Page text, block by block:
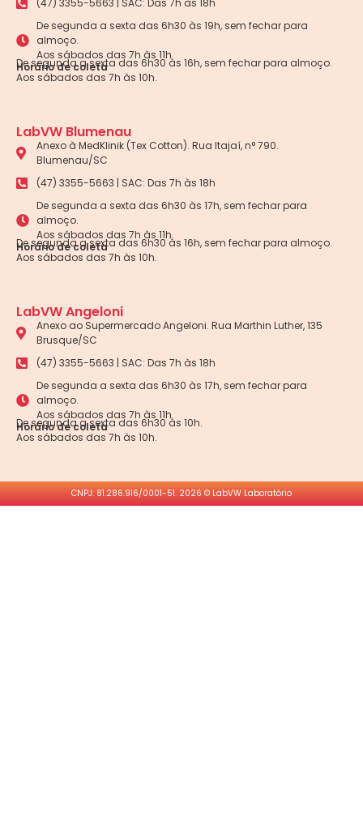
(47) 3355-5663 | SAC: Das 7h às 18h
De segunda a sexta das 6h30 às 19h, sem fechar para
almoço.
Aos sábados das 7h às 11h.
Horário de coleta
De segunda a sexta das 6h30 às 16h, sem fechar para almoço.
Aos sábados das 7h às 10h.
LabVW Blumenau
Anexo à MedKlinik (Tex Cotton). Rua Itajaí, n° 790.
Blumenau/SC
(47) 3355-5663 | SAC: Das 7h às 18h
De segunda a sexta das 6h30 às 17h, sem fechar para
almoço.
Aos sábados das 7h às 11h.
Horário de coleta
De segunda a sexta das 6h30 às 16h, sem fechar para almoço.
Aos sábados das 7h às 10h.
LabVW Angeloni
Anexo ao Supermercado Angeloni. Rua Marthin Luther, 135
Brusque/SC
(47) 3355-5663 | SAC: Das 7h às 18h
De segunda a sexta das 6h30 às 17h, sem fechar para
almoço.
Aos sábados das 7h às 11h.
Horário de coleta
De segunda a sexta das 6h30 às 10h.
Aos sábados das 7h às 10h.
CNPJ: 81.286.916/0001-51. 2026 © LabVW Laboratório